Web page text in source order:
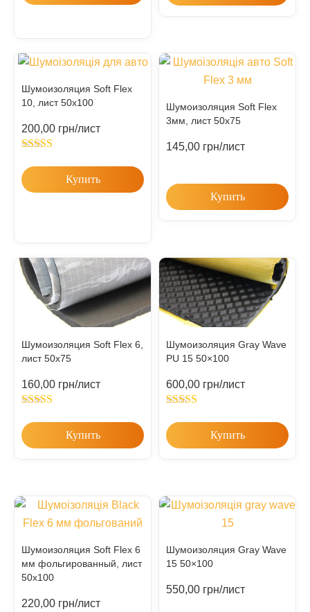
Шумоизоляция Soft Flex
10, лист 50х100
200,00 грн/лист
out of 5
Купить
Шумоизоляция Soft Flex
3мм, лист 50х75
145,00 грн/лист
Купить
Шумоизоляция Soft Flex 6,
лист 50х75
160,00 грн/лист
out of 5
Купить
Шумоизоляция Gray Wave
PU 15 50×100
600,00 грн/лист
out of 5
Купить
Шумоизоляция Soft Flex 6
мм фольгированный, лист
50х100
220,00 грн/лист
Шумоизоляция Gray Wave
15 50×100
550,00 грн/лист